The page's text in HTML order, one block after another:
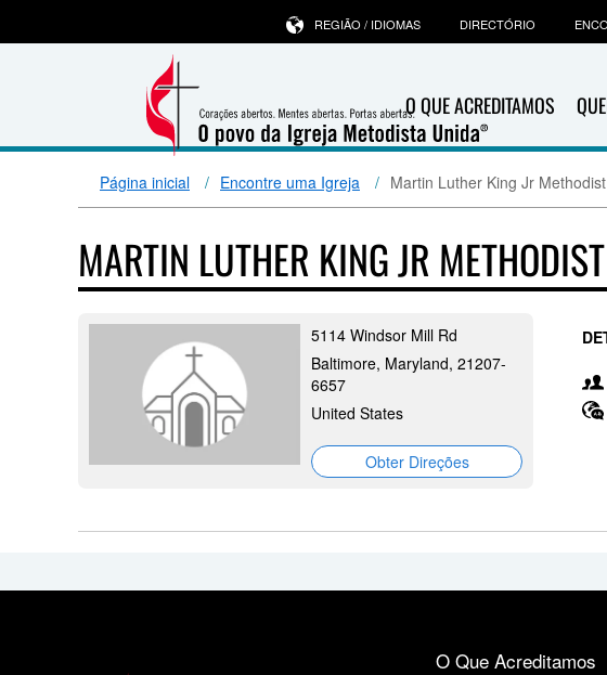
O QUE ACREDITAMOS
REGIÃO / IDIOMAS DIRECTÓRIO
Página inicial Encontre uma Igreja Martin Luther King Jr
MARTIN LUTHER KING JR
5114 Windsor Mill Rd
Baltimore, Maryland, 21207-
6657
United States
Obter Direções
O Que Acreditamos